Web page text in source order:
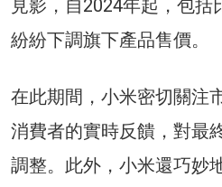
見影，自2024年起，包
紛紛下調旗下產品售價。
在此期間，小米密切關注
消費者的實時反饋，對最
調整。此外，小米還巧妙